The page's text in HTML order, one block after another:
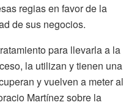
regias en favor de la
de sus negocios.
para llevarla a la
la utilizan y tienen una
y vuelven a meter al
Martínez sobre la